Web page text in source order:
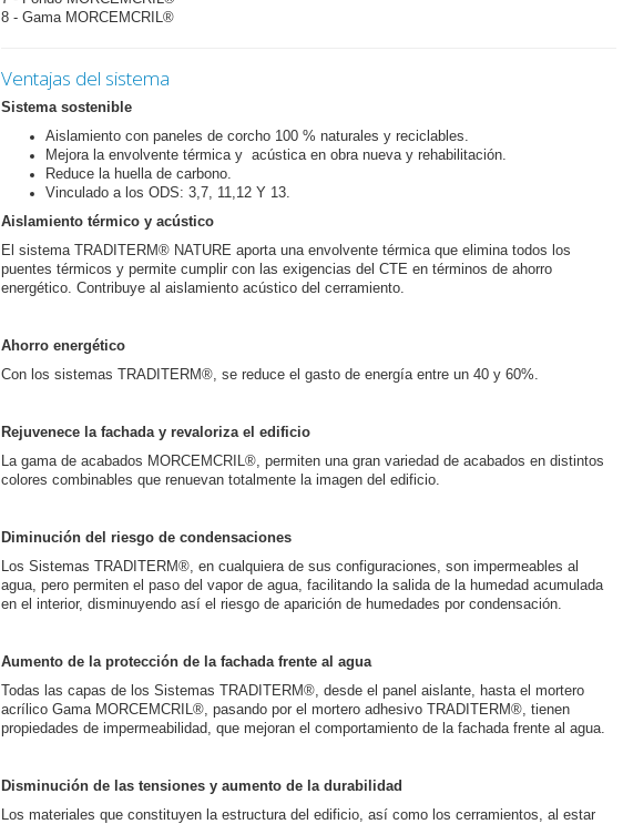
8 - Gama MORCEMCRIL®
Ventajas del sistema
Sistema sostenible
Aislamiento con paneles de corcho 100 % naturales y reciclables.
Mejora la envolvente térmica y acústica en obra nueva y rehabilitación.
Reduce la huella de carbono.
Vinculado a los ODS: 3,7, 11,12 Y 13.
Aislamiento térmico y acústico
El sistema TRADITERM® NATURE aporta una envolvente térmica que elimina todos los
puentes térmicos y permite cumplir con las exigencias del CTE en términos de ahorro
energético. Contribuye al aislamiento acústico del cerramiento.
Ahorro energético
Con los sistemas TRADITERM®, se reduce el gasto de energía entre un 40 y 60%.
Rejuvenece la fachada y revaloriza el edificio
La gama de acabados MORCEMCRIL®, permiten una gran variedad de acabados en distintos
colores combinables que renuevan totalmente la imagen del edificio.
Diminución del riesgo de condensaciones
Los Sistemas TRADITERM®, en cualquiera de sus configuraciones, son impermeables al
agua, pero permiten el paso del vapor de agua, facilitando la salida de la humedad acumulada
en el interior, disminuyendo así el riesgo de aparición de humedades por condensación.
Aumento de la protección de la fachada frente al agua
Todas las capas de los Sistemas TRADITERM®, desde el panel aislante, hasta el mortero
acrílico Gama MORCEMCRIL®, pasando por el mortero adhesivo TRADITERM®, tienen
propiedades de impermeabilidad, que mejoran el comportamiento de la fachada frente al agua.
Disminución de las tensiones y aumento de la durabilidad
Los materiales que constituyen la estructura del edificio, así como los cerramientos, al estar